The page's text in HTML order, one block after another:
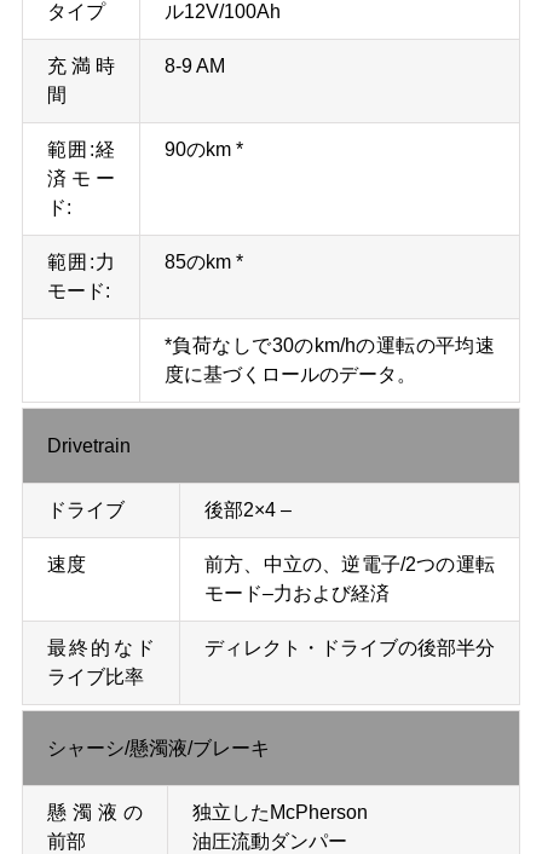
し
さ
プ
イ
バ
ー
シ
タイプ
ル12V/100Ah
充満時
間
8-9 AM
範囲:経
済モー
ド:
90のkm *
範囲:力
モード:
85のkm *
*負荷なしで30のkm/hの運転の平均速
度に基づくロールのデータ。
Drivetrain
ドライブ 後部2×4 –
速度
前方、中立の、逆電子/2つの運転
モード–力および経済
最終的なド
ライブ比率
ディレクト・ドライブの後部半分
シャーシ/懸濁液/ブレーキ
懸濁液の
前部
独立したMcPherson
油圧流動ダンパー